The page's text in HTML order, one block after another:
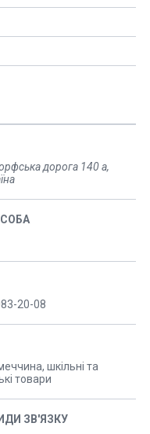
дорога 140 а,
20-08
шкільні та
товари